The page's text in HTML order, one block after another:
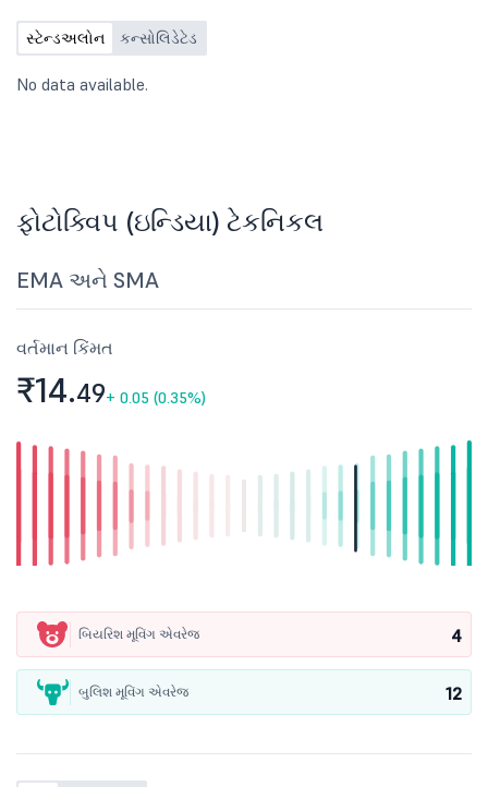
સ્ટેન્ડઅલોન કન્સોલિડેટેડ
No data available.
ફોટોક્વિપ (ઇન્ડિયા) ટેકનિકલ
EMA અને SMA
વર્તમાન કિંમત
₹14.49+ 0.05 (0.35%)
બિયરિશ મૂવિંગ એવરેજ 4
બુલિશ મૂવિંગ એવરેજ 12